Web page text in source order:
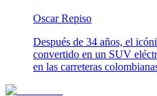
Oscar Repiso
Después de 34 años, el
convertido en un SUV
en las carreteras